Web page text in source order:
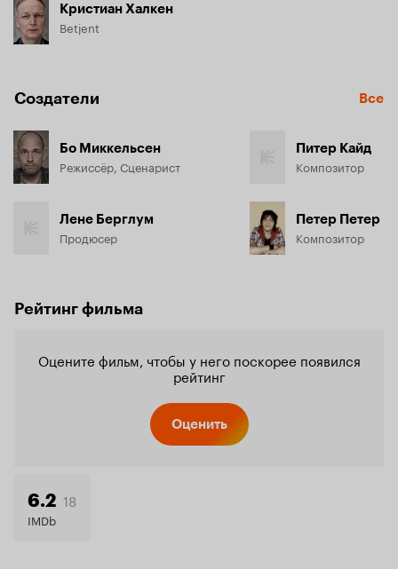
Кристиан Халкен
Betjent
Создатели Все
Бо Миккельсен
Режиссёр, Сценарист
Лене Берглум
Продюсер
Питер Кайд
Композитор
Петер Петер
Композитор
Рейтинг фильма
Оцените фильм, чтобы у него поскорее появился
рейтинг
Оценить
6.2 18
IMDb